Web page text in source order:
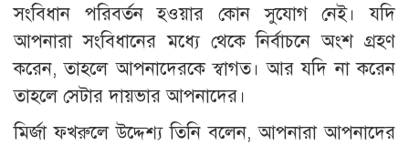
সংবিধান পরিবর্তন হওয়ার কোন সুযোগ নেই। যদি
আপনারা সংবিধানের মধ্যে থেকে নির্বাচনে অংশ গ্রহণ
করেন, তাহলে আপনাদেরকে স্বাগত। আর যদি না করেন
তাহলে সেটার দায়ভার আপনাদের।
মির্জা ফখরুলে উদ্দেশ্য তিনি বলেন, আপনারা আপনাদের